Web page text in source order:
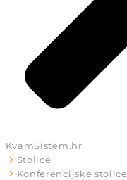
KvamSistem.hr
Stolice
Konferencijske stolice